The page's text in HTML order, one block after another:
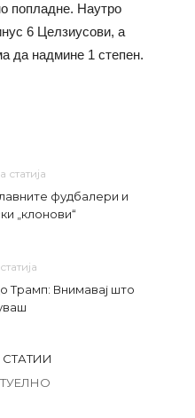
попладне. Наутро
6 Целзиусови, а
да надмине 1 степен.
статија
фудбалери и
„клонови“
Трамп: Внимавај што